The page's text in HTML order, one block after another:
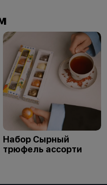
Набор Сырный
трюфель ассорти